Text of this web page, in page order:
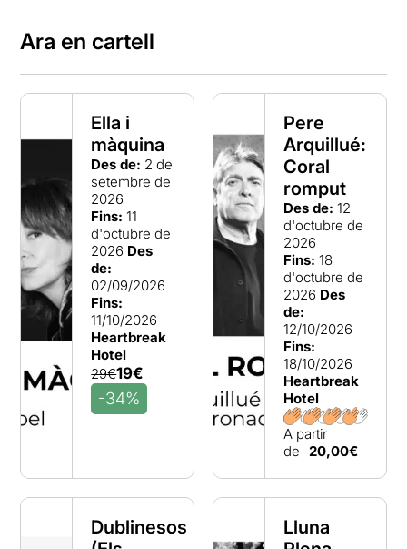
Ara en cartell
Ella i
màquina
Des de: 2 de
setembre de
2026
Fins: 11
d'octubre de
2026 Des
de:
02/09/2026
Fins:
11/10/2026
Heartbreak
Hotel
29€19€
-34%
Pere
Arquillué:
Coral
romput
Des de: 12
d'octubre de
2026
Fins: 18
d'octubre de
2026 Des
de:
12/10/2026
Fins:
18/10/2026
Heartbreak
Hotel
A partir
de 20,00€
Dublinesos
Lluna